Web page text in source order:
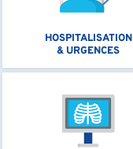
HOSPITALISATION
& URGENCES